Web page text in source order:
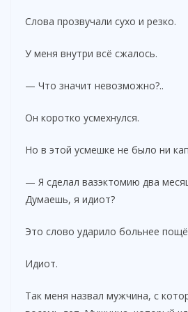
Слова прозвучали сухо и резко.
У меня внутри всё сжалось.
— Что значит невозможно?..
Он коротко усмехнулся.
Но в этой усмешке не было ни
— Я сделал вазэктомию два
Думаешь, я идиот?
Это слово ударило больнее
Идиот.
Так меня назвал мужчина, с